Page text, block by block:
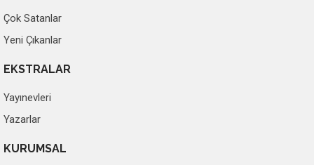
Çok Satanlar
Yeni Çıkanlar
EKSTRALAR
Yayınevleri
Yazarlar
KURUMSAL